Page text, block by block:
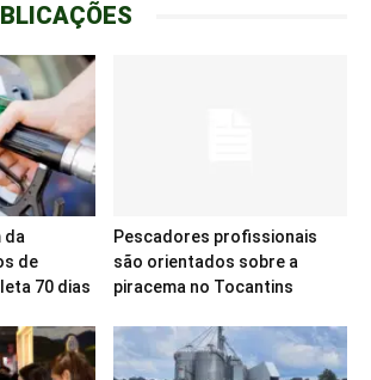
da
de
70 dias
Pescadores profissionais
são orientados sobre a
piracema no Tocantins